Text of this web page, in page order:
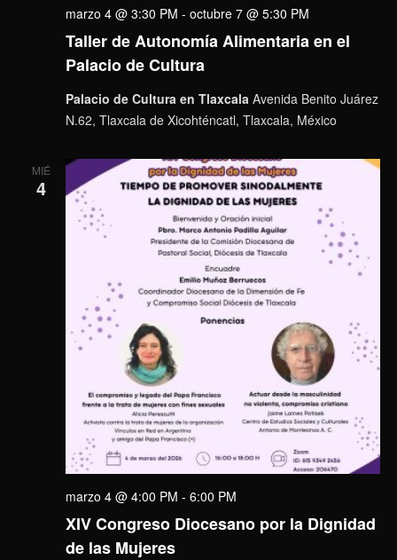
Taller de Autonomía Alimentaria en el
Palacio de Cultura
marzo 4 @ 3:30 PM - octubre 7 @ 5:30 PM
Palacio de Cultura en Tlaxcala Avenida Benito Juárez
N.62, Tlaxcala de Xicohténcatl, Tlaxcala, México
MIÉ
4
XIV Congreso Diocesano por la Dignidad
de las Mujeres
marzo 4 @ 4:00 PM - 6:00 PM